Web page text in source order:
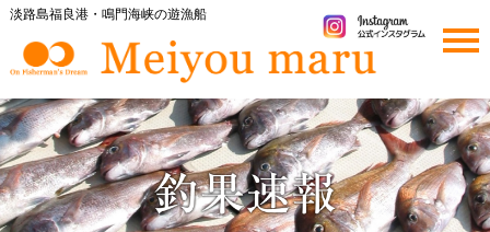
淡路島福良港・鳴門海峡の遊漁船